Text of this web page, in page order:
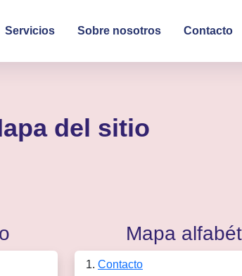
Servicios Sobre nosotros Contacto
del sitio
Mapa
Contacto